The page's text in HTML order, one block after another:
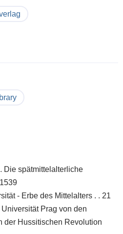
Die spätmittelalterliche
- Erbe des Mittelalters . . 21
Universität Prag von den
der Hussitischen Revolution